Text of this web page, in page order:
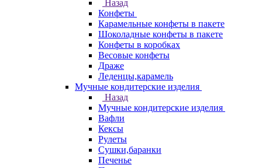
Назад
Конфеты
Карамельные конфеты в пакете
Шоколадные конфеты в пакете
Конфеты в коробках
Весовые конфеты
Драже
Леденцы,карамель
Мучные кондитерские изделия
Назад
Мучные кондитерские изделия
Вафли
Кексы
Рулеты
Сушки,баранки
Печенье